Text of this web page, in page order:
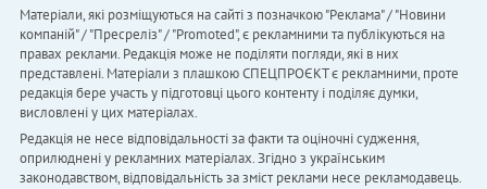
Матеріали, які розміщуються на сайті з позначкою "Реклама" / "Новини
компаній" / "Пресреліз" / "Promoted", є рекламними та публікуються на
правах реклами. Редакція може не поділяти погляди, які в них
представлені. Матеріали з плашкою СПЕЦПРОЄКТ є рекламними, проте
редакція бере участь у підготовці цього контенту і поділяє думки,
висловлені у цих матеріалах.
Редакція не несе відповідальності за факти та оціночні судження,
оприлюднені у рекламних матеріалах. Згідно з українським
законодавством, відповідальність за зміст реклами несе рекламодавець.